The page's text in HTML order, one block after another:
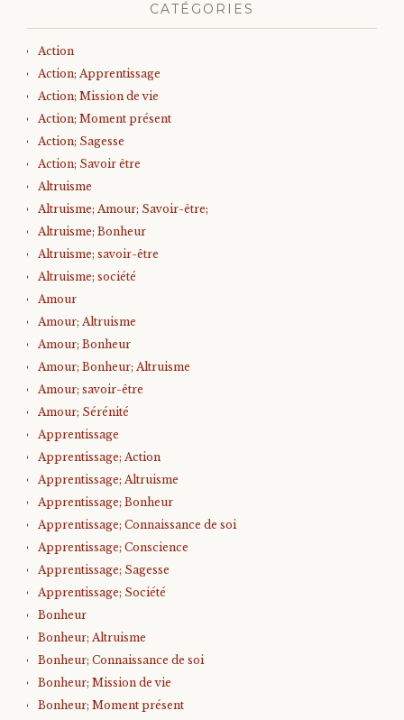
CATÉGORIES
Action
Action; Apprentissage
Action; Mission de vie
Action; Moment présent
Action; Sagesse
Action; Savoir être
Altruisme
Altruisme; Amour; Savoir-être;
Altruisme; Bonheur
Altruisme; savoir-être
Altruisme; société
Amour
Amour; Altruisme
Amour; Bonheur
Amour; Bonheur; Altruisme
Amour; savoir-être
Amour; Sérénité
Apprentissage
Apprentissage; Action
Apprentissage; Altruisme
Apprentissage; Bonheur
Apprentissage; Connaissance de soi
Apprentissage; Conscience
Apprentissage; Sagesse
Apprentissage; Société
Bonheur
Bonheur; Altruisme
Bonheur; Connaissance de soi
Bonheur; Mission de vie
Bonheur; Moment présent